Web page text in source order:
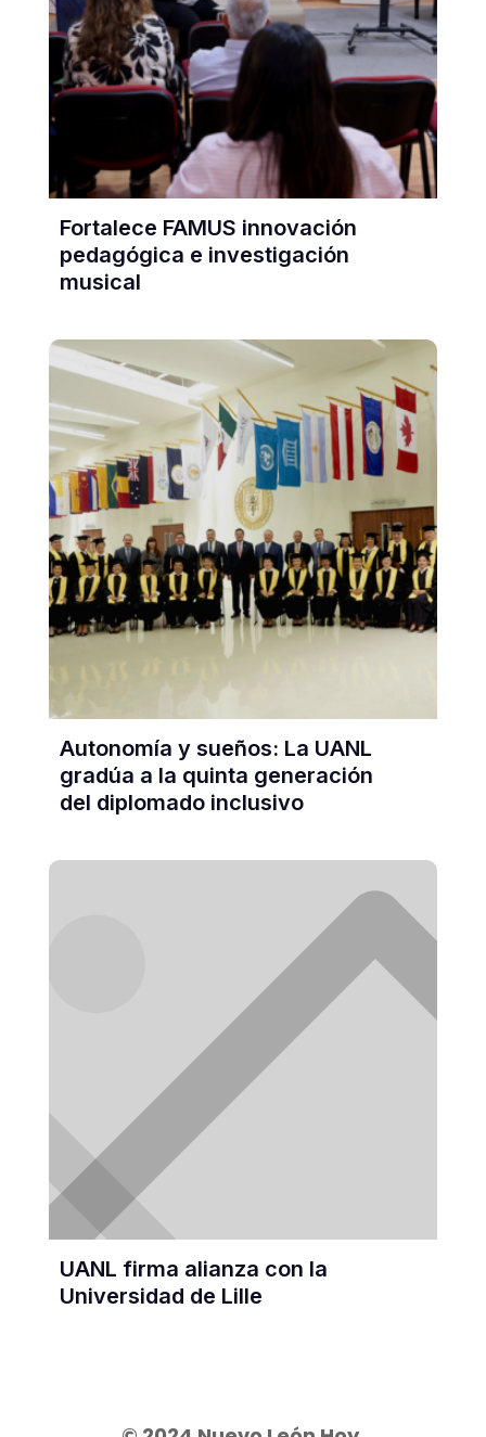
Fortalece FAMUS innovación
pedagógica e investigación
musical
Autonomía y sueños: La UANL
gradúa a la quinta generación
del diplomado inclusivo
UANL firma alianza con la
Universidad de Lille